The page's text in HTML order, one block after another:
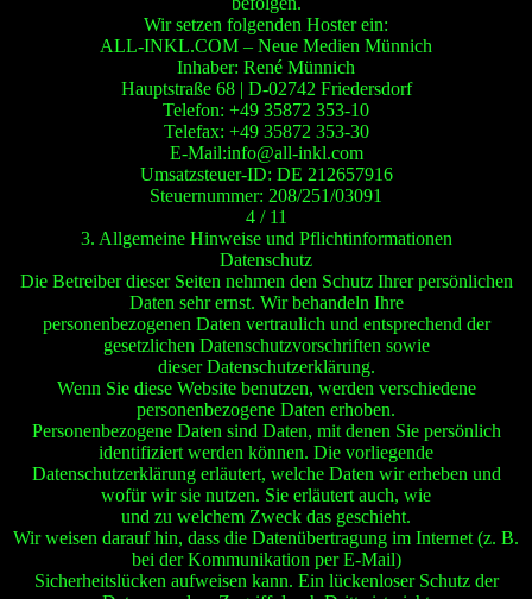
Wir setzen folgenden Hoster ein:
ALL-INKL.COM – Neue Medien Münnich
Inhaber: René Münnich
Hauptstraße 68 | D-02742 Friedersdorf
Telefon: +49 35872 353-10
Telefax: +49 35872 353-30
E-Mail:info@all-inkl.com
Umsatzsteuer-ID: DE 212657916
Steuernummer: 208/251/03091
4 / 11
3. Allgemeine Hinweise und Pflichtinformationen
Datenschutz
Die Betreiber dieser Seiten nehmen den Schutz Ihrer persönlichen
Daten sehr ernst. Wir behandeln Ihre
personenbezogenen Daten vertraulich und entsprechend der
gesetzlichen Datenschutzvorschriften sowie
dieser Datenschutzerklärung.
Wenn Sie diese Website benutzen, werden verschiedene
personenbezogene Daten erhoben.
Personenbezogene Daten sind Daten, mit denen Sie persönlich
identifiziert werden können. Die vorliegende
Datenschutzerklärung erläutert, welche Daten wir erheben und
wofür wir sie nutzen. Sie erläutert auch, wie
und zu welchem Zweck das geschieht.
Wir weisen darauf hin, dass die Datenübertragung im Internet (z. B.
bei der Kommunikation per E-Mail)
Sicherheitslücken aufweisen kann. Ein lückenloser Schutz der